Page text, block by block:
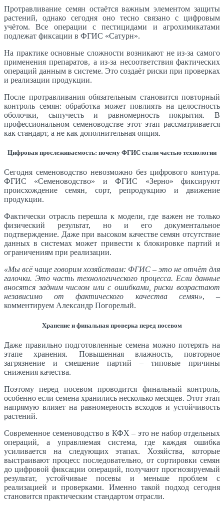
Протравливание семян остаётся важным элементом защиты
растений, однако сегодня оно тесно связано с цифровым
учётом. Все операции с пестицидами и агрохимикатами
подлежат фиксации в ФГИС «Сатурн».
На практике основные сложности возникают не из-за самого
применения препаратов, а из-за несоответствия фактических
операций данным в системе. Это создаёт риски при проверках
и реализации продукции.
После протравливания обязательным становится повторный
контроль семян: обработка может повлиять на целостность
оболочки, сыпучесть и равномерность покрытия. В
профессиональном семеноводстве этот этап рассматривается
как стандарт, а не как дополнительная опция.
Цифровая прослеживаемость: почему ФГИС стали частью технологии
Сегодня семеноводство невозможно без цифрового контура.
ФГИС «Семеноводство» и ФГИС «Зерно» фиксируют
происхождение семян, сорт, репродукцию и движение
продукции.
Фактически отрасль перешла к модели, где важен не только
физический результат, но и его документальное
подтверждение. Даже при высоком качестве семян отсутствие
данных в системах может привести к блокировке партий и
ограничениям при реализации.
«Мы всё чаще говорим хозяйствам: ФГИС – это не отчёт для
галочки. Это часть технологического процесса. Если данные
вносятся задним числом или с ошибками, риски возрастают
независимо от фактического качества семян», –
комментируем Александр Погорелый.
Хранение и финальная проверка перед посевом
Даже правильно подготовленные семена можно потерять на
этапе хранения. Повышенная влажность, повторное
загрязнение и смешение партий – типовые причины
снижения качества.
Поэтому перед посевом проводится финальный контроль,
особенно если семена хранились несколько месяцев. Этот этап
напрямую влияет на равномерность всходов и устойчивость
растений.
Современное семеноводство в КФХ – это не набор отдельных
операций, а управляемая система, где каждая ошибка
усиливается на следующих этапах. Хозяйства, которые
выстраивают процесс последовательно, от сортировки семян
до цифровой фиксации операций, получают прогнозируемый
результат, устойчивые посевы и меньше проблем с
реализацией и проверками. Именно такой подход сегодня
становится практическим стандартом отрасли.